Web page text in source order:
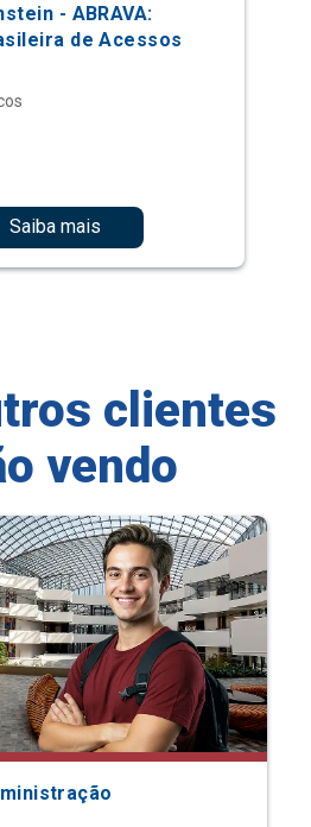
- ABRAVA:
de Acessos
Saiba mais
clientes
vendo